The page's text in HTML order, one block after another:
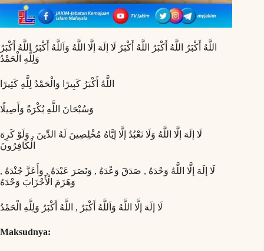
اللَّهُ أَكْبَرُ اللَّهُ أَكْبَرُ اللَّهُ أَكْبَرُ لَا إلَهَ إلَّا اللَّهُ وَاَللَّهُ أَكْبَرُ اللَّهُ أَكْبَرُ
وَلِلَّهِ الْحَمْدُ
اللَّهُ أَكْبَرُ كَبِيرًا وَالْحَمْدُ لِلَّهِ كَثِيرًا
وَسُبْحَانَ اللَّهِ بُكْرَةً وَأَصِيلًا
لَا إلَهَ إلَّا اللَّهُ وَلَا نَعْبُدُ إلَّا إيَّاهُ مُخْلِصِينَ لَهُ الدِّينَ , وَلَوْ كَرِهَ
الْكَافِرُونَ
لَا إلَهَ إلَّا اللَّهُ وَحْدَهُ , صَدَقَ وَعْدَهُ , وَنَصَرَ عَبْدَهُ , وَأَعَزَّ جُنْدَهُ ,
وَهَزَمَ الْأَحْزَابَ وَحْدَهُ
لَا إلَهَ إلَّا اللَّهُ وَاَللَّهُ أَكْبَرُ , اللَّهُ أَكْبَرُ وَلِلَّهِ الْحَمْدُ
Maksudnya: